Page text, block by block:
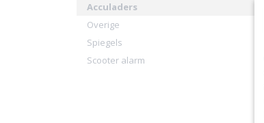
Acculaders
Overige
Spiegels
Scooter alarm